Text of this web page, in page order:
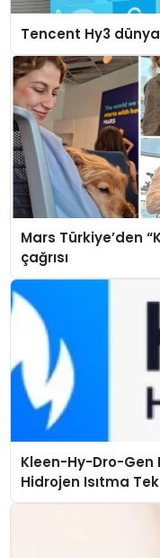
Tencent Hy3
Mars Türkiye’den
çağrısı
Kleen-Hy-Dro-Gen
Hidrojen Isıtma
Düzenleyici